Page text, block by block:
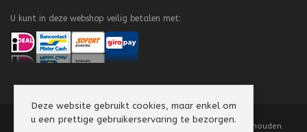
U kunt in deze webshop veilig betalen met:
Copyright 2008-2026 Texel Vliegerhuis. Alle rechten voorbehouden.
Deze website gebruikt cookies, maar enkel om
u een prettige gebruikerservaring te bezorgen.